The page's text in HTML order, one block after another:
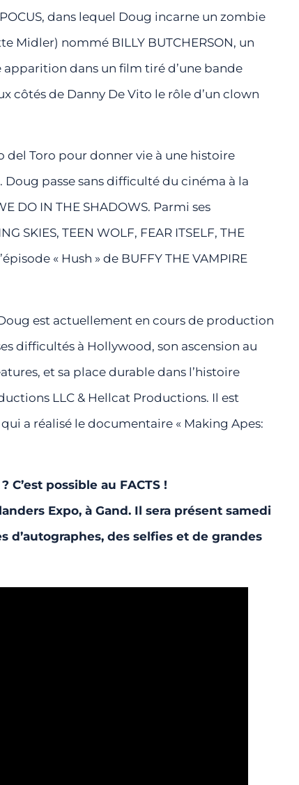
dans lequel Doug incarne un zombie
Midler) nommé BILLY BUTCHERSON, un
apparition dans un film tiré d’une bande
côtés de Danny De Vito le rôle d’un clown
del Toro pour donner vie à une histoire
Doug passe sans difficulté du cinéma à la
DO IN THE SHADOWS. Parmi ses
SKIES, TEEN WOLF, FEAR ITSELF, THE
« Hush » de BUFFY THE VAMPIRE
est actuellement en cours de production
difficultés à Hollywood, son ascension au
et sa place durable dans l’histoire
LLC & Hellcat Productions. Il est
a réalisé le documentaire « Making Apes:
possible au FACTS !
Expo, à Gand. Il sera présent samedi
d’autographes, des selfies et de grandes